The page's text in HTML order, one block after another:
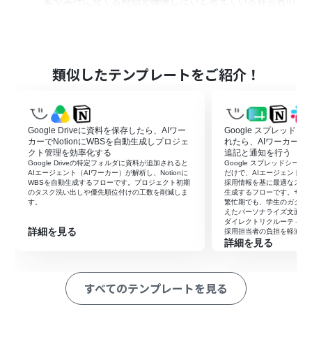
生成されるため、手作業でリサーチや構成作成を行う時
作成されたドキュメントの保存やSlackへの共有まで自動
化されるため、情報の共有漏れを防ぎ、チーム内でのスム
ーズな検討・意思決定を支援します。
■フローボットの流れ
はじめに、Slack、Google ドキュメント、Google Drive
をYoomと連携します。
次に、トリガーで、Slackの「特定のチャンネルにメッセ
ージが送信されたら」アクションを設定します。
次に、AIワーカーで、事業計画を策定しドキュメントを発
行するためのマニュアルを作成し、Slackの「メッセージ
「新しいドキュメントを作成する」アクション、Google
Driveの「ファイルの格納先フォルダを変更」アクション
を使用ツールとして設定します。
類似したテンプレートをご紹介！
Google Driveに資料を保存したら、AIワー
カーでNotionにWBSを自動生成しプロジェ
クト管理を効率化する
Google Driveの特定フォルダに資料が追加されると
AIエージェント（AIワーカー）が解析し、Notionに
WBSを自動生成するフローです。プロジェクト初期
のタスク洗い出しや優先順位付けの工数を削減しま
す。
詳細を見る
Google スプレッドシ
れたら、AIワーカーで
追記と通知を行う
Google スプレッドシート
だけで、AIエージェント（
採用情報を基に最適なスカ
生成するフローです。サマ
繁忙期でも、学生のガクチ
えたパーソナライズ文面を
ダイレクトリクルーティン
採用担当者の負担を軽減し
詳細を見る
すべてのテンプレートを見る